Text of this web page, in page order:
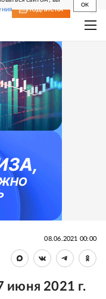
OK
ПОДПИСКА
08.06.2021 00:00
июня 2021 г.